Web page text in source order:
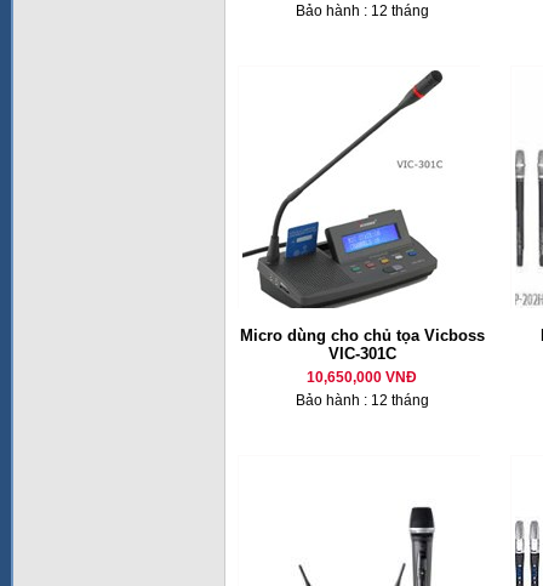
Bảo hành : 12 tháng
Micro dùng cho chủ tọa Vicboss
VIC-301C
10,650,000 VNĐ
Bảo hành : 12 tháng